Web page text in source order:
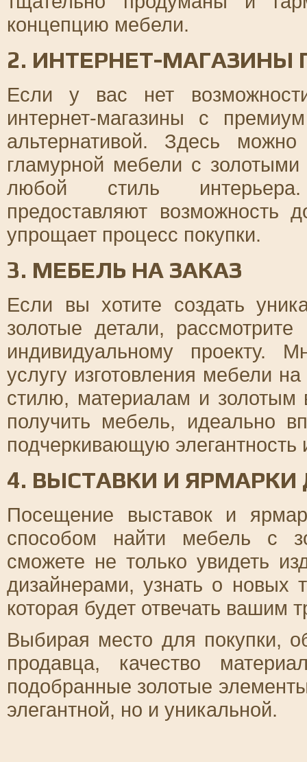
концепцию мебели.
2. ИНТЕРНЕТ-
Если у вас нет
интернет-магазины с
альтернативой. Здесь
гламурной мебели с
любой стиль
предоставляют возможность
упрощает процесс покупки.
3. МЕБЕЛЬ НА ЗАКАЗ
Если вы хотите создать
золотые детали,
индивидуальному проекту.
услугу изготовления мебели
стилю, материалам и золотым
получить мебель, идеально
подчеркивающую элегантность
4. ВЫСТАВКИ И
Посещение выставок и
способом найти мебель с
сможете не только увидеть
дизайнерами, узнать о новых
которая будет отвечать вашим
Выбирая место для покупки,
продавца, качество
подобранные золотые
элегантной, но и уникальной.